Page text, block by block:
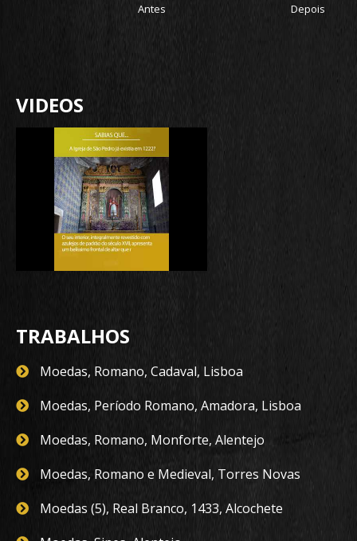
Antes Depois
VIDEOS
TRABALHOS
Moedas, Romano, Cadaval, Lisboa
Moedas, Período Romano, Amadora, Lisboa
Moedas, Romano, Monforte, Alentejo
Moedas, Romano e Medieval, Torres Novas
Moedas (5), Real Branco, 1433, Alcochete